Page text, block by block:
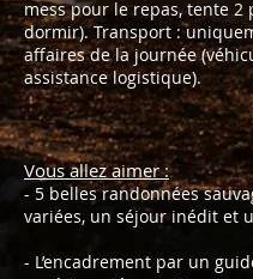
mess pour le repas, tente 2
dormir). Transport :
affaires de la journée
assistance logistique).
Vous allez aimer :
- 5 belles randonnées
variées, un séjour inédit et
- L’encadrement par un